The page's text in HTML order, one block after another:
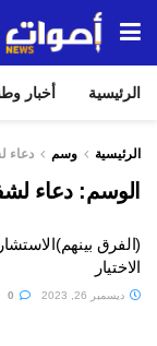
الرئيسية أخبار
الرئيسية وسم دعاء
الوسم:دعاء
(الفرق
الاختيار
ديسمبر 26, 2023